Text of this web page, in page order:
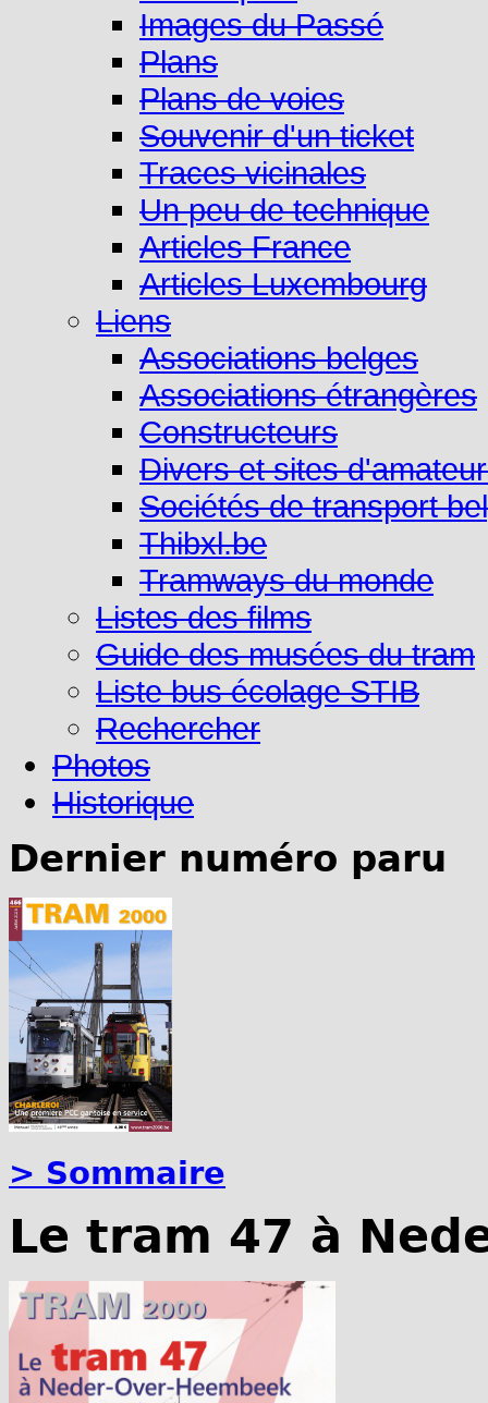
Images du Passé
Plans
Plans de voies
Souvenir d'un ticket
Traces vicinales
Un peu de technique
Articles France
Articles Luxembourg
Liens
Associations belges
Associations étrangères
Constructeurs
Divers et sites
Sociétés de transport
Thibxl.be
Tramways du monde
Listes des films
Guide des musées du tram
Liste bus écolage STIB
Rechercher
Photos
Historique
Dernier numéro paru
> Sommaire
Le tram 47 à